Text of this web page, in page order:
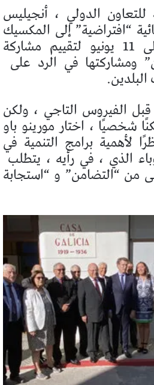
الدولي ، أنجيليس
“افتراضية” إلى المكسيك
في الفترة من 8 إلى 11 يونيو لتقييم مشاركة
ومشاركتها في الرد على
الفيروس التاجي ، ولكن
شخصيًا ، اختار مورينو باو
لأهمية برامج التنمية في
الذي ، في رأيه ، يتطلب
“التضامن” و “استجابة